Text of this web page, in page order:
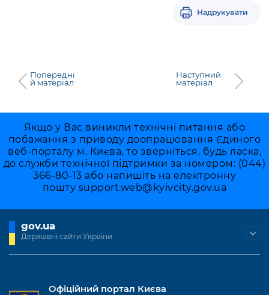
Надрукувати
Попередні
й матеріал
Наступний
матеріал
Якщо у Вас виникли технічні питання або
побажання з приводу доопрацювання Єдиного
веб-порталу м. Києва, то зверніться, будь ласка,
до служби технічної підтримки за номером: (044)
366-80-13 або напишіть на електронну
пошту support.web@kyivcity.gov.ua
gov.ua
Державні сайти України
Офіційний портал Києва